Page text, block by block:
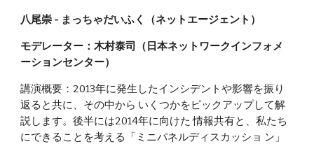
八尾崇 - まっちゃだいふく（ネットエージェント）
モデレーター：木村泰司（日本ネットワークインフォメ
ーションセンター）
講演概要：2013年に発生したインシデントや影響を振り
返ると共に、その中から いくつかをピックアップして解
説します。後半には2014年に向けた 情報共有と、私たち
にできることを考える「ミニパネルディスカッショ ン」